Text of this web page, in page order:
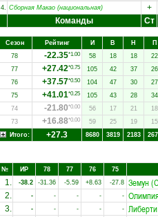
4. Сборная Макао (национальная) +
Команды Ст
Сезон Рейтинг И В Н П
78
-22.35*1.00 58 18 18 22
77
+27.42*0.75 105 42 37 26
76
+37.57*0.50 104 47 30 27
75
+41.01*0.25 105 43 28 34
74
-21.80*0.00 56 17 21 18
73
+16.88*0.00 59 25 19 15
Итого:
+27.3 8680 3819 2183
№ ИР 78 77 76 75
1. -38.2 -31.36 -5.59 +8.63 -27.8 Земун
2. - - - - -
3. - - - - -